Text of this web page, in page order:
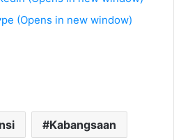
(Opens in new window)
Kabangsaan